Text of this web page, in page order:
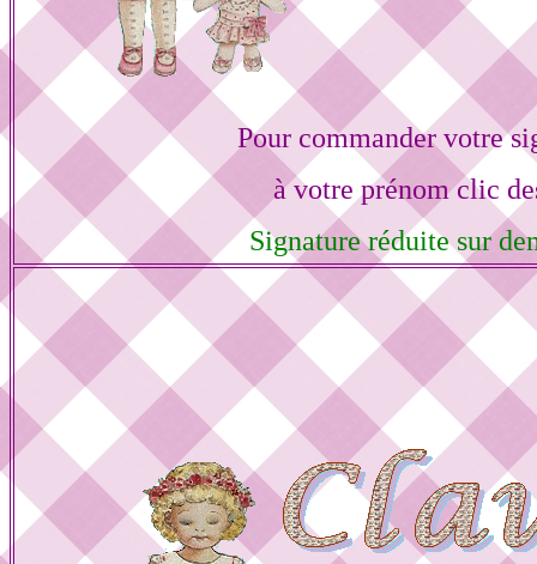
Pour commander votre
à votre prénom clic
Signature réduite sur